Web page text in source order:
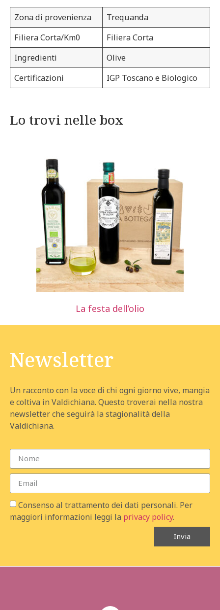
Zona di provenienza
Trequanda
Filiera Corta/Km0
Filiera Corta
Ingredienti
Olive
Certificazioni
IGP Toscano e Biologico
Lo trovi nelle box
La festa dell’olio
Newsletter
Un racconto con la voce di chi ogni giorno vive, mangia
e coltiva in Valdichiana. Questo troverai nella nostra
newsletter che seguirà la stagionalità della
Valdichiana.
Consenso al trattamento dei dati personali. Per
maggiori informazioni leggi la privacy policy.
Invia